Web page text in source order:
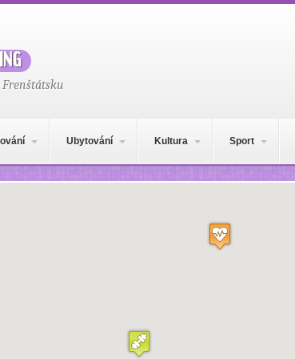
Ubytování Kultura Sport